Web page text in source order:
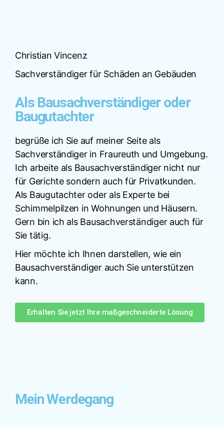
Christian Vincenz
Sachverständiger für Schäden an Gebäuden
Als Bausachverständiger oder
Baugutachter
begrüße ich Sie auf meiner Seite als
Sachverständiger in Fraureuth und Umgebung.
Ich arbeite als Bausachverständiger nicht nur
für Gerichte sondern auch für Privatkunden.
Als Baugutachter oder als Experte bei
Schimmelpilzen in Wohnungen und Häusern.
Gern bin ich als Bausachverständiger auch für
Sie tätig.
Hier möchte ich Ihnen darstellen, wie ein
Bausachverständiger auch Sie unterstützen
kann.
Erhalten Sie jetzt Ihre maßgeschneiderte Lösung
Mein Werdegang